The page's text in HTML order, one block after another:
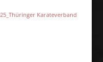
Karateverband